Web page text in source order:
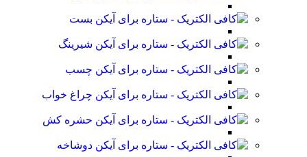
بست
شیرینگ
چسب
چراغ خواب
حشره کش
دوشاخه